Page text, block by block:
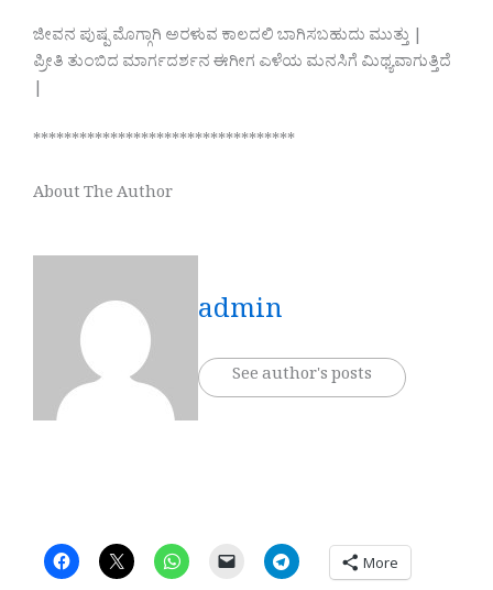
ಜೀವನ ಪುಷ್ಪ ಮೊಗ್ಗಾಗಿ ಅರಳುವ ಕಾಲದಲಿ ಬಾಗಿಸಬಹುದು ಮುತ್ತು |
ಪ್ರೀತಿ ತುಂಬಿದ ಮಾರ್ಗದರ್ಶನ ಈಗೀಗ ಎಳೆಯ ಮನಸಿಗೆ ಮಿಥ್ಯವಾಗುತ್ತಿದೆ
|
**********************************
About The Author
admin
See author's posts
More